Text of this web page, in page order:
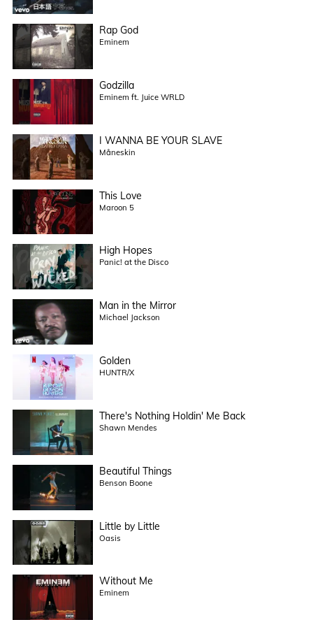
Rap God
Eminem
Godzilla
Eminem ft. Juice WRLD
I WANNA BE YOUR SLAVE
Måneskin
This Love
Maroon 5
High Hopes
Panic! at the Disco
Man in the Mirror
Michael Jackson
Golden
HUNTR/X
There's Nothing Holdin' Me Back
Shawn Mendes
Beautiful Things
Benson Boone
Little by Little
Oasis
Without Me
Eminem